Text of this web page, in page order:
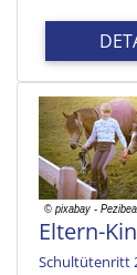
Eltern-
Schultütenritt